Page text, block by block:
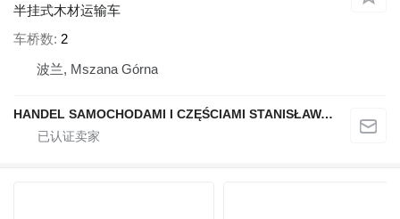
半挂式木材运输车
车桥数 2
波兰, Mszana Górna
HANDEL SAMOCHODAMI I CZĘŚCIAMI STANISŁAWA RAPACZ